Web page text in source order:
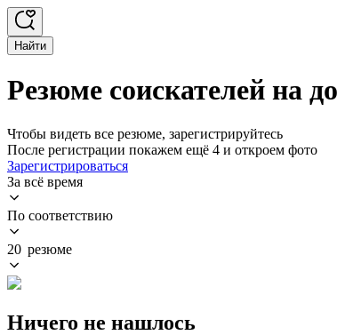
Найти
Резюме соискателей на
Чтобы видеть все резюме, зарегистрируйтесь
После регистрации покажем ещё 4 и откроем фото
Зарегистрироваться
За всё время
По соответствию
20 резюме
Ничего не нашлось